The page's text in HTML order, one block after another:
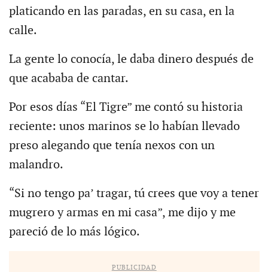
platicando en las paradas, en su casa, en la
calle.
La gente lo conocía, le daba dinero después de
que acababa de cantar.
Por esos días “El Tigre” me contó su historia
reciente: unos marinos se lo habían llevado
preso alegando que tenía nexos con un
malandro.
“Si no tengo pa’ tragar, tú crees que voy a tener
mugrero y armas en mi casa”, me dijo y me
pareció de lo más lógico.
PUBLICIDAD